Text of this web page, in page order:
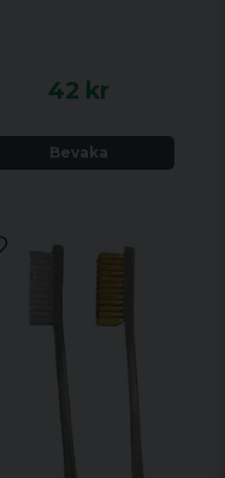
42 kr
Bevaka